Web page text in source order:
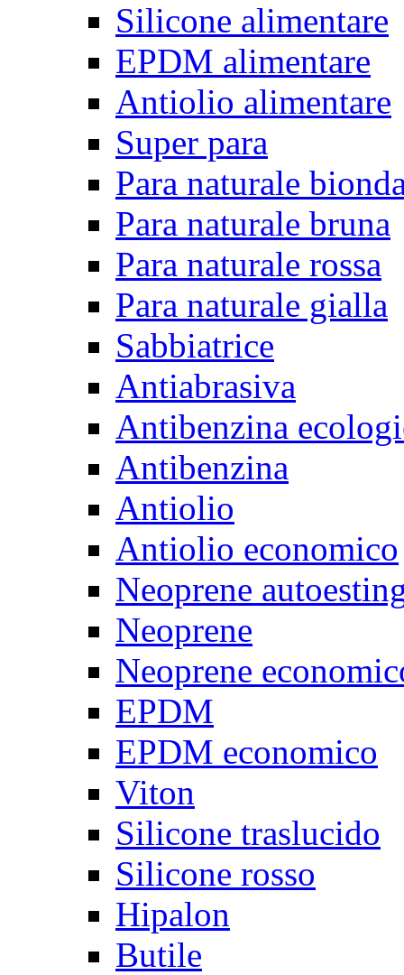
Silicone alimentare
EPDM alimentare
Antiolio alimentare
Super para
Para naturale
Para naturale bruna
Para naturale rossa
Para naturale gialla
Sabbiatrice
Antiabrasiva
Antibenzina
Antibenzina
Antiolio
Antiolio economico
Neoprene
Neoprene
Neoprene
EPDM
EPDM economico
Viton
Silicone traslucido
Silicone rosso
Hipalon
Butile